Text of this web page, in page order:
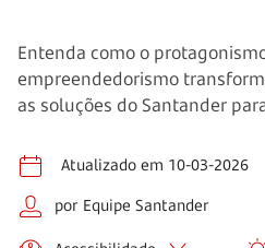
Entenda como o
empreendedorismo
as soluções do Santander
Atualizado em 10-03-2026
por Equipe Santander